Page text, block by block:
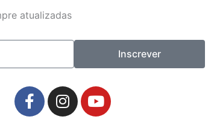
atualizadas
Inscrever
F
a
I
n
Y
o